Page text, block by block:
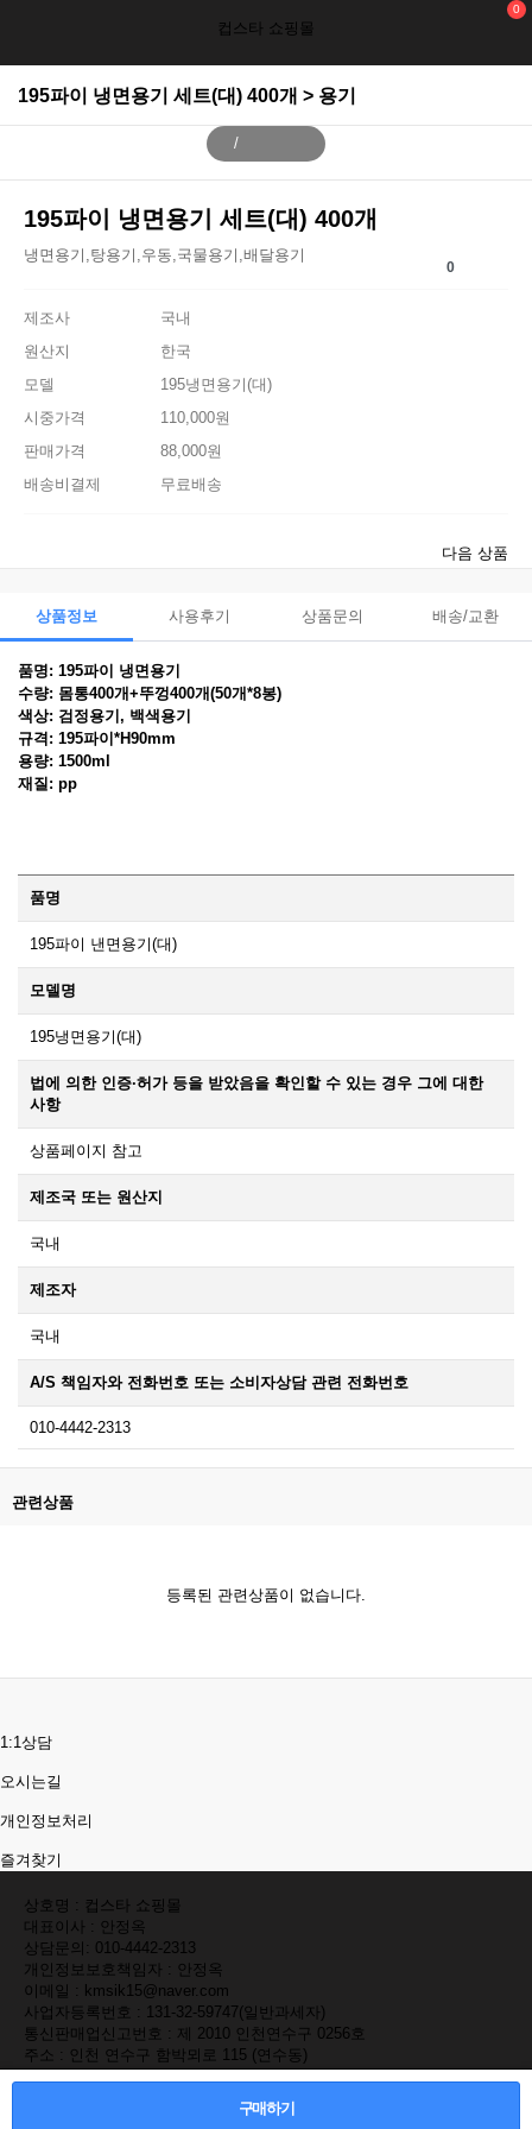
컵스타 쇼핑몰
0
195파이 냉면용기 세트(대) 400개 > 용기
/
195파이 냉면용기 세트(대) 400개
냉면용기,탕용기,우동,국물용기,배달용기
0
제조사
국내
원산지
한국
모델
195냉면용기(대)
시중가격
110,000원
판매가격
88,000원
배송비결제
무료배송
다음 상품
구매하기
상품정보 사용후기 상품문의 배송/교환
품명: 195파이 냉면용기
수량: 몸통400개+뚜껑400개(50개*8봉)
색상: 검정용기, 백색용기
규격: 195파이*H90mm
용량: 1500ml
재질: pp
품명
195파이 낸면용기(대)
모델명
195냉면용기(대)
법에 의한 인증·허가 등을 받았음을 확인할 수 있는 경우 그에 대한
사항
상품페이지 참고
제조국 또는 원산지
국내
제조자
국내
A/S 책임자와 전화번호 또는 소비자상담 관련 전화번호
010-4442-2313
관련상품
등록된 관련상품이 없습니다.
1:1상담
오시는길
개인정보처리
즐겨찾기
상호명 : 컵스타 쇼핑몰
대표이사 : 안정옥
상담문의: 010-4442-2313
개인정보보호책임자 : 안정옥
이메일 : kmsik15@naver.com
사업자등록번호 : 131-32-59747(일반과세자)
통신판매업신고번호 : 제 2010 인천연수구 0256호
주소 : 인천 연수구 함박뫼로 115 (연수동)
All rights reserved.